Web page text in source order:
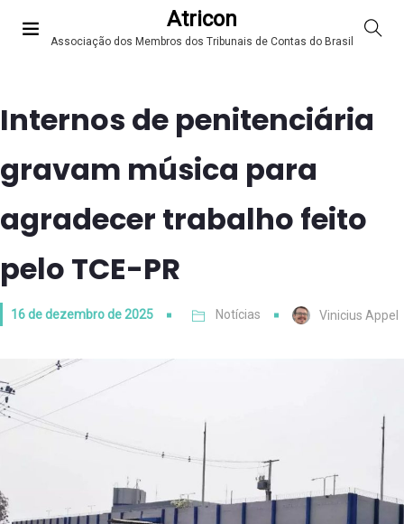
Atricon
Associação dos Membros dos Tribunais de Contas do Brasil
Internos de penitenciária
gravam música para
agradecer trabalho feito
pelo TCE-PR
16 de dezembro de 2025 Notícias Vinicius Appel